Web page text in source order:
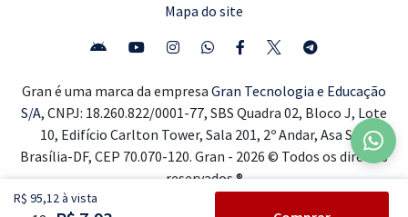
R$ 95,12 à vista
Mapa do site
Gran é uma marca da empresa Gran Tecnologia e Educação
S/A, CNPJ: 18.260.822/0001-77, SBS Quadra 02, Bloco J, Lote
10, Edifício Carlton Tower, Sala 201, 2º Andar, Asa Sul,
Brasília-DF, CEP 70.070-120. Gran - 2026 © Todos os direitos
reservados ®